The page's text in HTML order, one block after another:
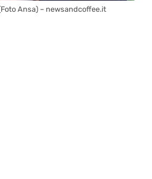
Ansa) – newsandcoffee.it